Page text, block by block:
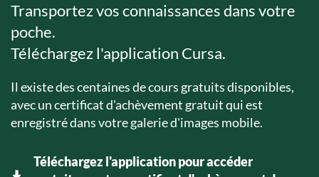
Transportez vos connaissances dans votre
poche.
Téléchargez l'application Cursa.
Il existe des centaines de cours gratuits disponibles,
avec un certificat d'achèvement gratuit qui est
enregistré dans votre galerie d'images mobile.
Téléchargez l'application pour accéder